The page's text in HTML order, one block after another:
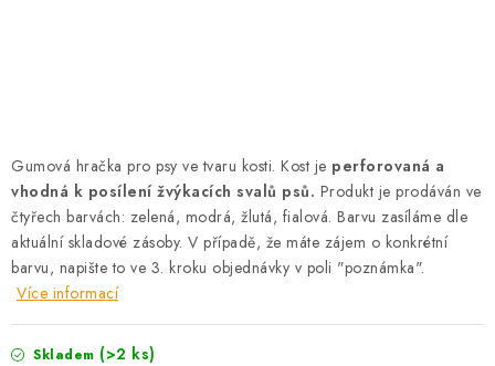
HODNOCENÍ OBCHODU
DOPRAVA PO OSTRAVĚ, HLUČÍNĚ A OKOLÍ
Kontakt Možnosti dopravy
Hodnocení obchodu
Věrnostní slevy
Gumová hračka pro psy ve tvaru kosti. Kost je perforovaná a
vhodná k posílení žvýkacích svalů psů. Produkt je prodáván ve
čtyřech barvách: zelená, modrá, žlutá, fialová. Barvu zasíláme dle
aktuální skladové zásoby. V případě, že máte zájem o konkrétní
barvu, napište to ve 3. kroku objednávky v poli "poznámka".
Více informací
Skladem (>2 ks)